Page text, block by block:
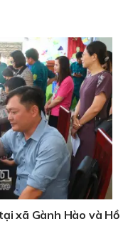
xã Gành Hào và Hồ